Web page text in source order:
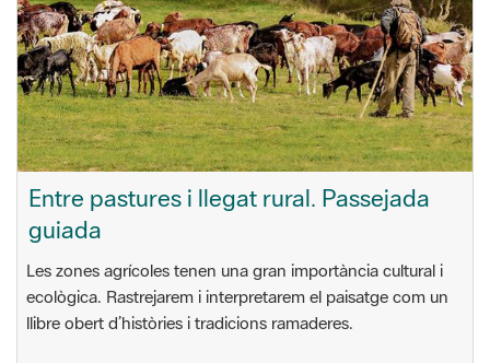
Entre pastures i llegat rural. Passejada
guiada
Les zones agrícoles tenen una gran importància cultural i
ecològica. Rastrejarem i interpretarem el paisatge com un
llibre obert d’històries i tradicions ramaderes.